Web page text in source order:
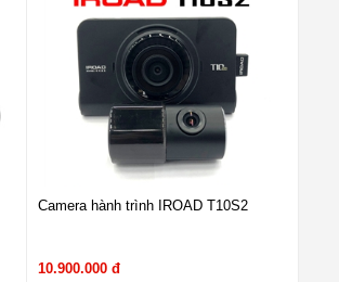
Camera hành trình IROAD T10S2
10.900.000 đ